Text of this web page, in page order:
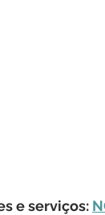
e serviços: